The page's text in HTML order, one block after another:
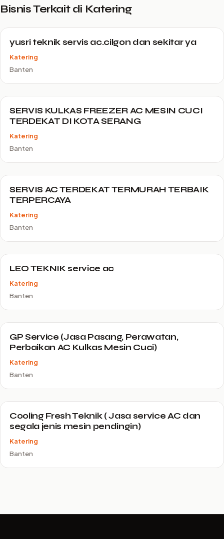
Bisnis Terkait di Katering
yusri teknik servis ac.cilgon dan sekitar ya
Katering
Banten
SERVIS KULKAS FREEZER AC MESIN CUCI
TERDEKAT DI KOTA SERANG
Katering
Banten
SERVIS AC TERDEKAT TERMURAH TERBAIK
TERPERCAYA
Katering
Banten
LEO TEKNIK service ac
Katering
Banten
GP Service (Jasa Pasang, Perawatan,
Perbaikan AC Kulkas Mesin Cuci)
Katering
Banten
Cooling Fresh Teknik ( Jasa service AC dan
segala jenis mesin pendingin)
Katering
Banten